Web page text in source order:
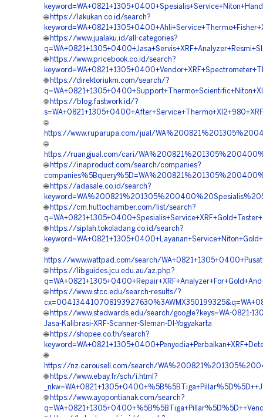
🌐 https://lakukan.co.id/search?
🌐 https://www.jualaku.id/all-categories?
🌐 https://www.pricebook.co.id/search?
🌐 https://direktoriukm.com/search/?
🌐 https://blog.fastwork.id/?
🌐
https://www.ruparupa.com/jual/
🌐
https://ruangjual.com/cari/
🌐 https://inaproduct.com/search/companies?
🌐 https://adasale.co.id/search?
🌐 https://cm.huttochamber.com/list/search?
🌐 https://siplah.tokoladang.co.id/search?
🌐
https://www.wattpad.com/search/
🌐 https://libguides.jcu.edu.au/az.php?
🌐 https://www.stcc.edu/search-results/?
🌐 https://www.stedwards.edu/search/google?keys=WA-0821-
Jasa-Kalibrasi-XRF-Scanner-Sleman-DI-Yogyakarta
🌐 https://shopee.co.th/search?
🌐
https://nz.carousell.com/search/
🌐 https://www.ebay.fr/sch/i.html?
🌐 https://www.ayopontianak.com/search?